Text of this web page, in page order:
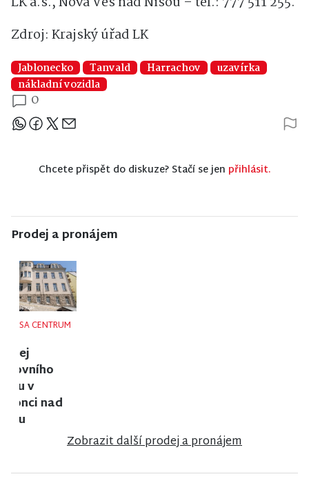
Zdroj: Krajský úřad LK
Jablonecko Tanvald Harrachov
uzavírka
nákladní vozidla
0
Sdílejte článek
Chcete přispět do diskuze? Stačí se jen přihlásit.
Prodej a pronájem
NISA CENTRUM
Prodej
rodinného
domu v
Poniklé
Zobrazit další prodej a pronájem